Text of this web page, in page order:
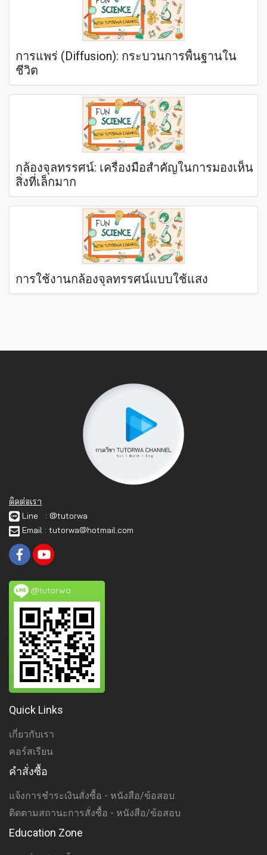
การแพร่ (Diffusion): กระบวนการพื้นฐานใน
ชีวิต
กล้องจุลทรรศน์: เครื่องมือสำคัญในการมองเห็น
สิ่งที่เล็กมาก
การใช้งานกล้องจุลทรรศน์แบบใช้แสง
ติดต่อเรา
Line : @tutorwa
Email : tutorwa@hotmail.com
@tutorwa
Quick Links
เกี่ยวกับเรา
คอร์สเรียน
คำสั่งซื้อ
แจ้งการชำระเงินสั่งซื้อ - หนังสือ/ข้อสอบ
ติดตามสถานะการสั่งซื้อ - หนังสือ/ข้อสอบ
Education Zone